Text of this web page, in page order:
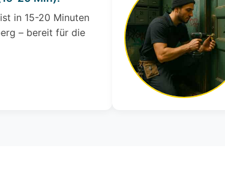
in 15-20 Minuten
– bereit für die